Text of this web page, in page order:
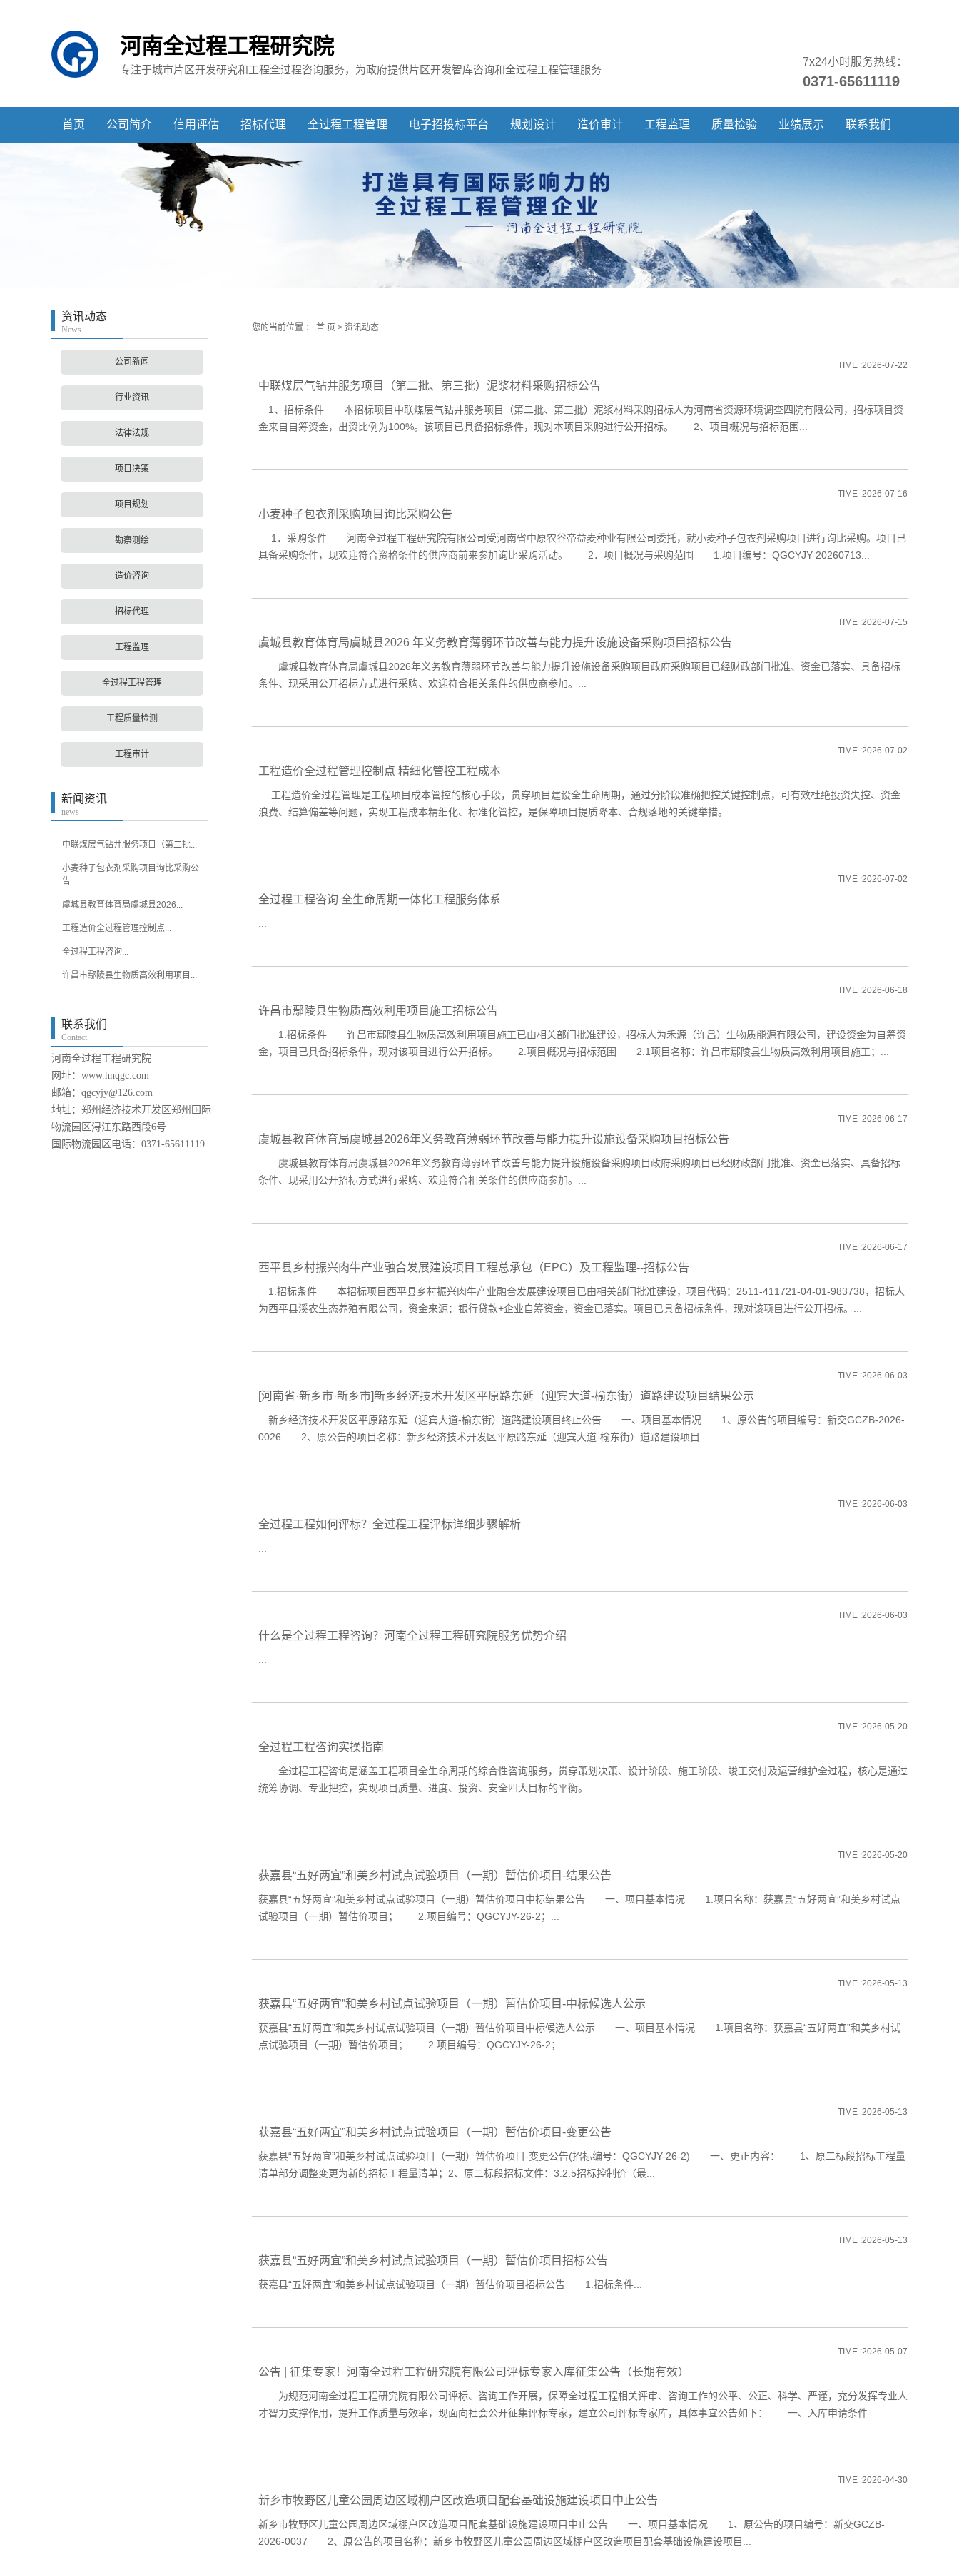
河南全过程工程研究院
专注于城市片区开发研究和工程全过程咨询服务， 为政府提供片区开发智库咨询和全过程工程管理服务
7x24小时服务热线：
0371-65611119
首页 公司简介 信用评估 招标代理 全过程工程管理 电子招投标平台 规划设计 造价审计 工程监理 质量检验 业绩展示 联系我们
资讯动态
News
公司新闻
行业资讯
法律法规
项目决策
项目规划
勘察测绘
造价咨询
招标代理
工程监理
全过程工程管理
工程质量检测
工程审计
新闻资讯
news
中联煤层气钻井服务项目（第二批...
小麦种子包衣剂采购项目询比采购公
告
虞城县教育体育局虞城县2026...
工程造价全过程管理控制点...
全过程工程咨询...
许昌市鄢陵县生物质高效利用项目...
联系我们
Contact
河南全过程工程研究院
网址：www.hnqgc.com
邮箱：qgcyjy@126.com
地址：郑州经济技术开发区郑州国际
物流园区浔江东路西段6号
国际物流园区电话：0371-65611119
您的当前位置 ： 首 页 > 资讯动态
中联煤层气钻井服务项目（第二批、第三批）泥浆材料采购招标公告
1、招标条件 本招标项目中联煤层气钻井服务项目（第二批、第三批）泥浆材料采购招标人为河南省资源环境调查四院有限公司，招标项目资
金来自自筹资金，出资比例为100%。该项目已具备招标条件，现对本项目采购进行公开招标。 2、项目概况与招标范围...
TIME :2026-07-22
小麦种子包衣剂采购项目询比采购公告
1．采购条件 河南全过程工程研究院有限公司受河南省中原农谷帝益麦种业有限公司委托，就小麦种子包衣剂采购项目进行询比采购。项目已
具备采购条件，现欢迎符合资格条件的供应商前来参加询比采购活动。 2．项目概况与采购范围 1.项目编号：QGCYJY-20260713...
TIME :2026-07-16
虞城县教育体育局虞城县2026 年义务教育薄弱环节改善与能力提升设施设备采购项目招标公告
虞城县教育体育局虞城县2026年义务教育薄弱环节改善与能力提升设施设备采购项目政府采购项目已经财政部门批准、资金已落实、具备招标
条件、现采用公开招标方式进行采购、欢迎符合相关条件的供应商参加。...
TIME :2026-07-15
工程造价全过程管理控制点 精细化管控工程成本
工程造价全过程管理是工程项目成本管控的核心手段，贯穿项目建设全生命周期，通过分阶段准确把控关键控制点，可有效杜绝投资失控、资金
浪费、结算偏差等问题，实现工程成本精细化、标准化管控，是保障项目提质降本、合规落地的关键举措。...
TIME :2026-07-02
全过程工程咨询 全生命周期一体化工程服务体系
...
TIME :2026-07-02
许昌市鄢陵县生物质高效利用项目施工招标公告
1.招标条件 许昌市鄢陵县生物质高效利用项目施工已由相关部门批准建设，招标人为禾源（许昌）生物质能源有限公司，建设资金为自筹资
金，项目已具备招标条件，现对该项目进行公开招标。 2.项目概况与招标范围 2.1项目名称：许昌市鄢陵县生物质高效利用项目施工；...
TIME :2026-06-18
虞城县教育体育局虞城县2026年义务教育薄弱环节改善与能力提升设施设备采购项目招标公告
虞城县教育体育局虞城县2026年义务教育薄弱环节改善与能力提升设施设备采购项目政府采购项目已经财政部门批准、资金已落实、具备招标
条件、现采用公开招标方式进行采购、欢迎符合相关条件的供应商参加。...
TIME :2026-06-17
西平县乡村振兴肉牛产业融合发展建设项目工程总承包（EPC）及工程监理--招标公告
1.招标条件 本招标项目西平县乡村振兴肉牛产业融合发展建设项目已由相关部门批准建设，项目代码：2511-411721-04-01-983738，招标人
为西平县溪农生态养殖有限公司，资金来源：银行贷款+企业自筹资金，资金已落实。项目已具备招标条件，现对该项目进行公开招标。...
TIME :2026-06-17
[河南省·新乡市·新乡市]新乡经济技术开发区平原路东延（迎宾大道-榆东街）道路建设项目结果公示
新乡经济技术开发区平原路东延（迎宾大道-榆东街）道路建设项目终止公告 一、项目基本情况 1、原公告的项目编号：新交GCZB-2026-
0026 2、原公告的项目名称：新乡经济技术开发区平原路东延（迎宾大道-榆东街）道路建设项目...
TIME :2026-06-03
全过程工程如何评标？全过程工程评标详细步骤解析
...
TIME :2026-06-03
什么是全过程工程咨询？河南全过程工程研究院服务优势介绍
...
TIME :2026-06-03
全过程工程咨询实操指南
全过程工程咨询是涵盖工程项目全生命周期的综合性咨询服务，贯穿策划决策、设计阶段、施工阶段、竣工交付及运营维护全过程，核心是通过
统筹协调、专业把控，实现项目质量、进度、投资、安全四大目标的平衡。...
TIME :2026-05-20
获嘉县“五好两宜”和美乡村试点试验项目（一期）暂估价项目-结果公告
获嘉县“五好两宜”和美乡村试点试验项目（一期）暂估价项目中标结果公告 一、项目基本情况 1.项目名称：获嘉县“五好两宜”和美乡村试点
试验项目（一期）暂估价项目； 2.项目编号：QGCYJY-26-2；...
TIME :2026-05-20
获嘉县“五好两宜”和美乡村试点试验项目（一期）暂估价项目-中标候选人公示
获嘉县“五好两宜”和美乡村试点试验项目（一期）暂估价项目中标候选人公示 一、项目基本情况 1.项目名称：获嘉县“五好两宜”和美乡村试
点试验项目（一期）暂估价项目； 2.项目编号：QGCYJY-26-2；...
TIME :2026-05-13
获嘉县“五好两宜”和美乡村试点试验项目（一期）暂估价项目-变更公告
获嘉县“五好两宜”和美乡村试点试验项目（一期）暂估价项目-变更公告(招标编号：QGCYJY-26-2) 一、更正内容： 1、原二标段招标工程量
清单部分调整变更为新的招标工程量清单；2、原二标段招标文件：3.2.5招标控制价（最...
TIME :2026-05-13
获嘉县“五好两宜”和美乡村试点试验项目（一期）暂估价项目招标公告
获嘉县“五好两宜”和美乡村试点试验项目（一期）暂估价项目招标公告 1.招标条件...
TIME :2026-05-13
公告 | 征集专家！河南全过程工程研究院有限公司评标专家入库征集公告（长期有效）
为规范河南全过程工程研究院有限公司评标、咨询工作开展，保障全过程工程相关评审、咨询工作的公平、公正、科学、严谨，充分发挥专业人
才智力支撑作用，提升工作质量与效率，现面向社会公开征集评标专家，建立公司评标专家库，具体事宜公告如下： 一、入库申请条件...
TIME :2026-05-07
新乡市牧野区儿童公园周边区域棚户区改造项目配套基础设施建设项目中止公告
新乡市牧野区儿童公园周边区域棚户区改造项目配套基础设施建设项目中止公告 一、项目基本情况 1、原公告的项目编号：新交GCZB-
2026-0037 2、原公告的项目名称：新乡市牧野区儿童公园周边区域棚户区改造项目配套基础设施建设项目...
TIME :2026-04-30